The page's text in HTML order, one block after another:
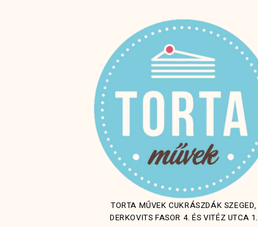
TORTA MŰVEK CUKRÁSZDÁK SZEGED,
DERKOVITS FASOR 4. ÉS VITÉZ UTCA 1.